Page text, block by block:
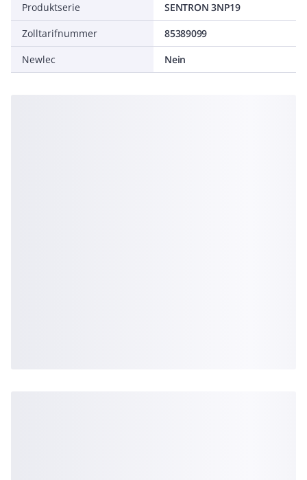
Produktserie
SENTRON 3NP19
Zolltarifnummer
85389099
Newlec
Nein